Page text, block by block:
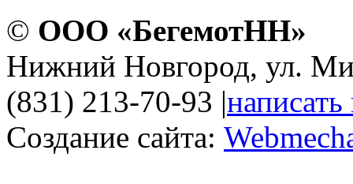
© ООО «БегемотНН»
Нижний Новгород, ул.
(831) 213-70-93 |
Создание сайта: